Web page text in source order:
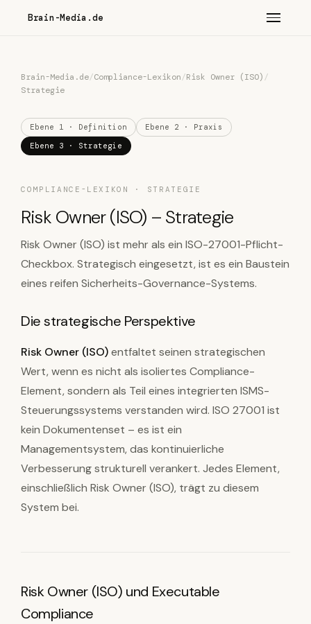
Brain-Media.de
Brain-Media.de/Compliance-Lexikon/Risk Owner (ISO) /
Strategie
Ebene 1 · Definition
Ebene 2 · Praxis
Ebene 3 · Strategie
COMPLIANCE-LEXIKON · STRATEGIE
Risk Owner (ISO) – Strategie
Risk Owner (ISO) ist mehr als ein ISO-27001-Pflicht-
Checkbox. Strategisch eingesetzt, ist es ein Baustein
eines reifen Sicherheits-Governance-Systems.
Die strategische Perspektive
Risk Owner (ISO)entfaltet seinen strategischen
Wert, wenn es nicht als isoliertes Compliance-
Element, sondern als Teil eines integrierten ISMS-
Steuerungssystems verstanden wird. ISO 27001 ist
kein Dokumentenset – es ist ein
Managementsystem, das kontinuierliche
Verbesserung strukturell verankert. Jedes Element,
einschließlich Risk Owner (ISO), trägt zu diesem
System bei.
Risk Owner (ISO) und Executable
Compliance